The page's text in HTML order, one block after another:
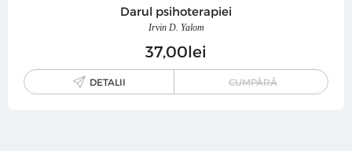
Darul psihoterapiei
Irvin D. Yalom
37 00lei
DETALII CUMPĂRĂ